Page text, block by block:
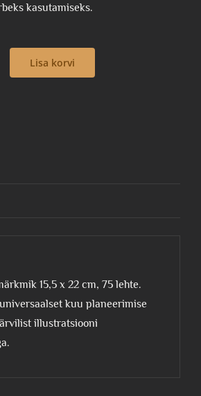
kasutamiseks.
Lisa korvi
15,5 x 22 cm, 75 lehte.
kuu planeerimise
illustratsiooni